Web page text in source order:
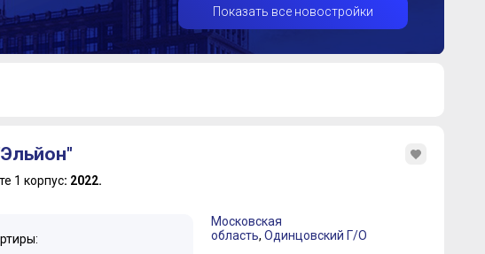
Показать все новостройки
1 корпус: 2022.
Московская
область, Одинцовский Г/О